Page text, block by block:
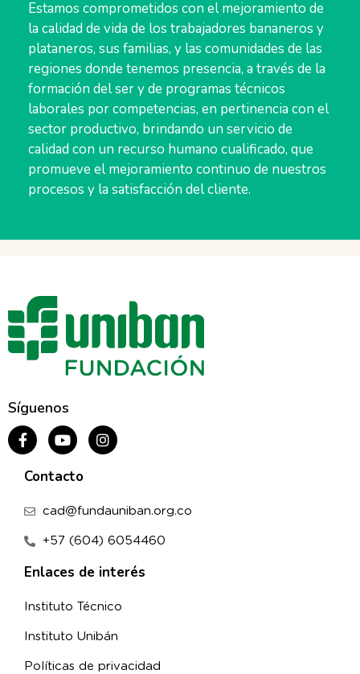
Estamos comprometidos con el mejoramiento de
la calidad de vida de los trabajadores bananeros y
plataneros, sus familias, y las comunidades de las
regiones donde tenemos presencia, a través de la
formación del ser y de programas técnicos
laborales por competencias, en pertinencia con el
sector productivo, brindando un servicio de
calidad con un recurso humano cualificado, que
promueve el mejoramiento continuo de nuestros
procesos y la satisfacción del cliente.
Síguenos
Contacto
cad@fundauniban.org.co
+57 (604) 6054460
Enlaces de interés
Instituto Técnico
Instituto Unibán
Políticas de privacidad